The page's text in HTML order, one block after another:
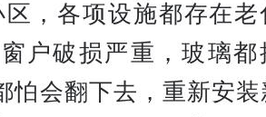
，各项设施都存在老
户破损严重，玻璃都
怕会翻下去，重新安装